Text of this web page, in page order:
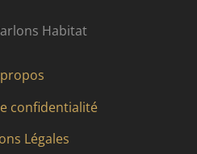
Habitat
confidentialité
Légales